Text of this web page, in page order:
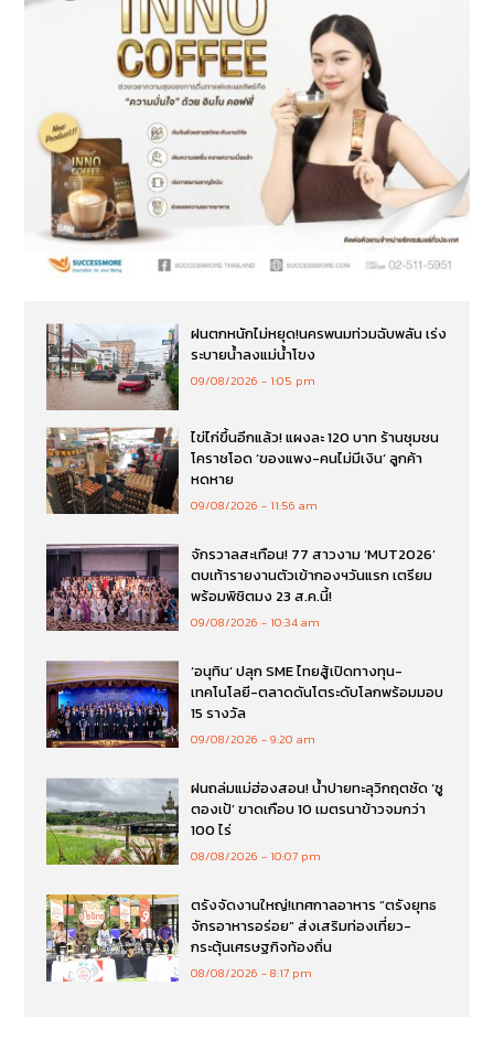
ฝนตกหนักไม่หยุด!นครพนมท่วมฉับพลัน เร่ง
ระบายน้ำลงแม่น้ำโขง
09/08/2026 1:05 pm
ไข่ไก่ขึ้นอีกแล้ว! แผงละ 120 บาท ร้านชุมชน
โคราชโอด ‘ของแพง-คนไม่มีเงิน’ ลูกค้า
หดหาย
09/08/2026 11:56 am
จักรวาลสะเทือน! 77 สาวงาม ‘MUT2026’
ตบเท้ารายงานตัวเข้ากองฯวันแรก เตรียม
พร้อมพิชิตมง 23 ส.ค.นี้!
09/08/2026 10:34 am
‘อนุทิน’ ปลุก SME ไทยสู้เปิดทางทุน-
เทคโนโลยี-ตลาดดันโตระดับโลกพร้อมมอบ
15 รางวัล
09/08/2026 9:20 am
ฝนถล่มแม่ฮ่องสอน! น้ำปายทะลุวิกฤตซัด ‘ซู
ตองเป้’ ขาดเกือบ 10 เมตรนาข้าวจมกว่า
100 ไร่
08/08/2026 10:07 pm
ตรังจัดงานใหญ่!เทศกาลอาหาร “ตรังยุทธ
จักรอาหารอร่อย” ส่งเสริมท่องเที่ยว-
กระตุ้นเศรษฐกิจท้องถิ่น
08/08/2026 8:17 pm